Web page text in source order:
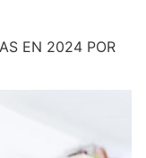
EN 2024 POR